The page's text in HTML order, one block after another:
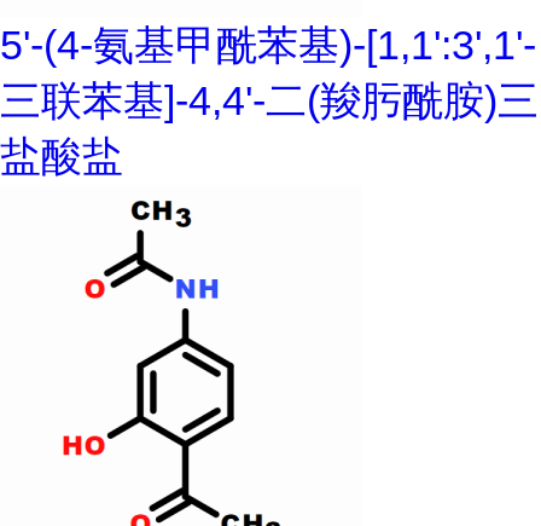
5'-(4-氨基甲酰苯基)-[1,1':3',1'-
三联苯基]-4,4'-二(羧肟酰胺)三
盐酸盐